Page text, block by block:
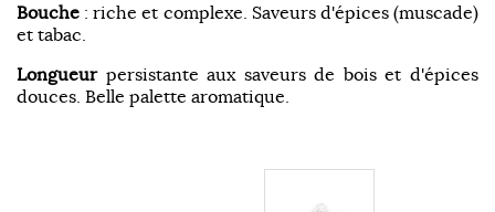
Bouche : riche et complexe. Saveurs d'épices (muscade)
et tabac.
Longueurpersistante aux saveurs de bois et d'épices
douces. Belle palette aromatique.